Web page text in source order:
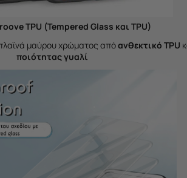
TPU (Tempered Glass και TPU)
μαύρου χρώματος απόανθεκτικό TPU
ποιότητας γυαλί